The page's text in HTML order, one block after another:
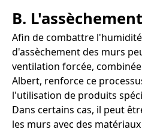
B.
Afin de combattre
d'assèchement des murs
ventilation forcée,
Albert, renforce ce
l'utilisation de produits
Dans certains cas, il peut
les murs avec des